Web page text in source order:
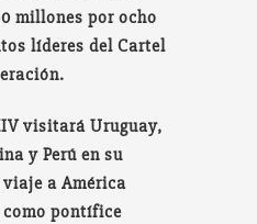
millones por ocho
líderes del Cartel
visitará Uruguay,
y Perú en su
a América
pontífice